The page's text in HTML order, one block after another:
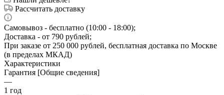
Рассчитать доставку
Самовывоз - бесплатно (10:00 - 18:00);
Доставка - от 790 рублей;
При заказе от 250 000 рублей, бесплатная доставка по Москве
(в пределах МКАД)
Характеристики
Гарантия [Общие сведения]
—
1 год